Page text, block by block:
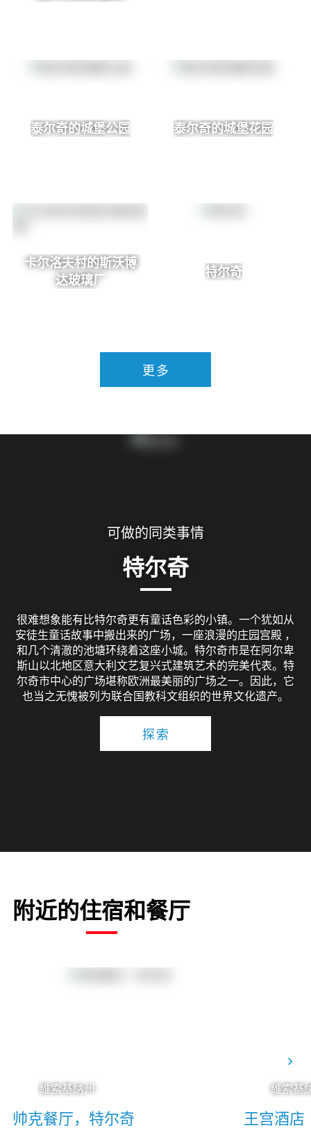
泰尔奇的城堡公园 泰尔奇的城堡花园
卡尔洛夫村的斯沃博
达玻璃厂
特尔奇
更多
可做的同类事情
特尔奇
很难想象能有比特尔奇更有童话色彩的小镇。一个犹如从
安徒生童话故事中搬出来的广场，一座浪漫的庄园宫殿 ，
和几个清澈的池塘环绕着这座小城。特尔奇市是在阿尔卑
斯山以北地区意大利文艺复兴式建筑艺术的完美代表。特
尔奇市中心的广场堪称欧洲最美丽的广场之一。因此，它
也当之无愧被列为联合国教科文组织的世界文化遗产。
探索
附近的住宿和餐厅
維索基納州
帅克餐厅，特尔奇
維索基
王宫酒店